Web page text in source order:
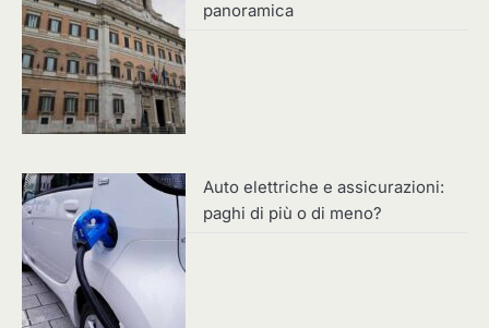
panoramica
Auto elettriche e assicurazioni:
paghi di più o di meno?